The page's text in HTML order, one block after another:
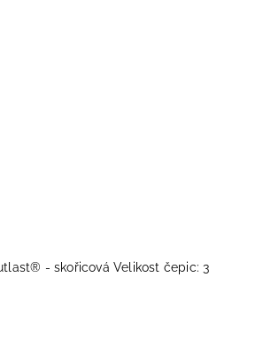
- skořicová Velikost čepic: 3